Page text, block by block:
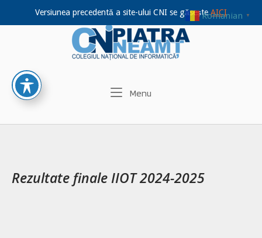
Versiunea precedentă a site-ului CNI se găseșteAICI
Home
Menu
Rezultate finale IIOT 2024-2025
Romanian ▼